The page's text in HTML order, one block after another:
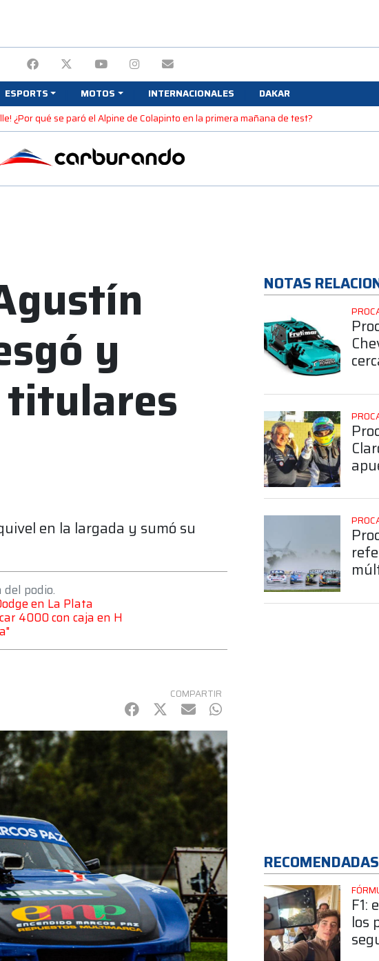
ESPORTS MOTOS INTERNACIONALES
DAKAR
¿Por qué se paró el Alpine de Colapinto en la primera mañana de test?
y
en la largada y sumó su
podio.
en La Plata
4000 con caja en H
COMPARTIR
Facebook
Twitter
mail WhatsApp
NOTAS
la
RECOMENDADAS
F1:
los